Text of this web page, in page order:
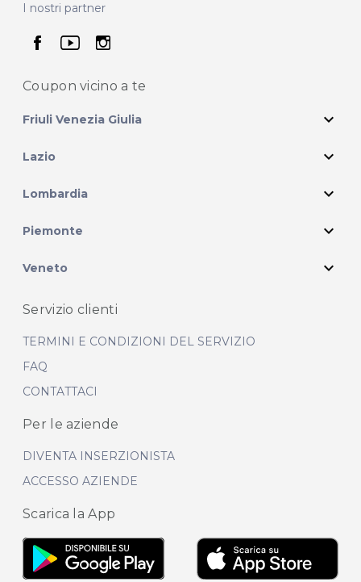
I nostri partner
seguici su facebook
seguici su youtube
seguici su instagram
Coupon vicino a te
Friuli Venezia Giulia expand_more
Lazio expand_more
Lombardia expand_more
Piemonte expand_more
Veneto expand_more
Servizio clienti
TERMINI E CONDIZIONI DEL SERVIZIO
FAQ
CONTATTACI
Per le aziende
DIVENTA INSERZIONISTA
ACCESSO AZIENDE
Scarica la App